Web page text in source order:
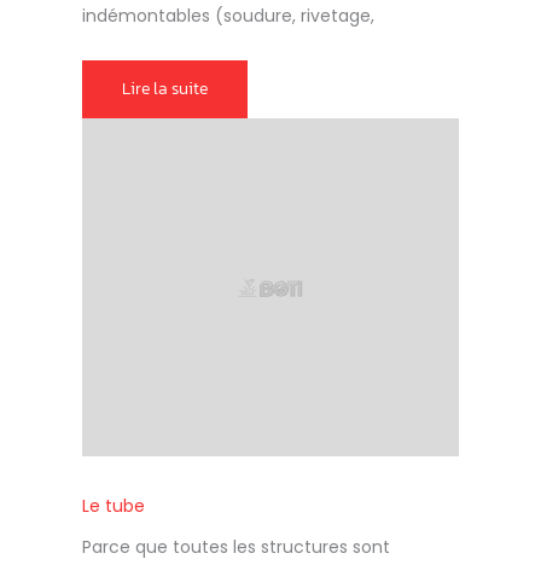
indémontables (soudure, rivetage,
Lire la suite
Le tube
Parce que toutes les structures sont